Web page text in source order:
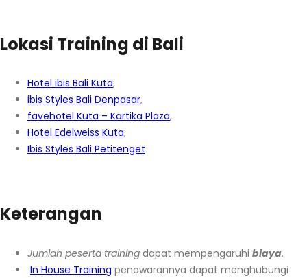
Lokasi Training di Bali
Hotel ibis Bali Kuta,
ibis Styles Bali Denpasar,
favehotel Kuta – Kartika Plaza,
Hotel Edelweiss Kuta,
Ibis Styles Bali Petitenget
Keterangan
Jumlah peserta training dapat mempengaruhi biaya.
In House Training penawarannya dapat menghubungi